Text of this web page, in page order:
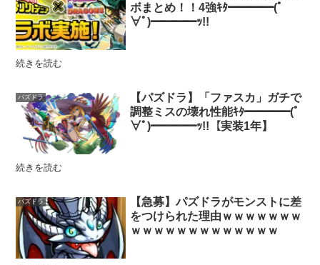
ボまとめ！！4強ｷﾀ━━━━(ﾟ
∀ﾟ)━━━━ｯ!!
続きを読む
パズドラ
【パズドラ】「ファスカ」ガチで
調整ミスの壊れ性能ｷﾀ━━━━(ﾟ
∀ﾟ)━━━━ｯ!!【実装1年】
続きを読む
パズドラ
【急募】パズドラがモンストに差
をつけられた理由ｗｗｗｗｗｗｗ
ｗｗｗｗｗｗｗｗｗｗｗｗｗ